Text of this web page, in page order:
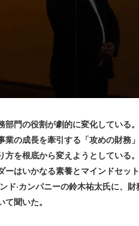
門の役割が劇的に変化している
の成長を牽引する「攻めの財務
を根底から変えようとしている
はいかなる素養とマインドセッ
ド·カンパニーの鈴木祐太氏に、
聞いた。